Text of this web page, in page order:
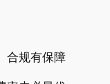
合规有保障